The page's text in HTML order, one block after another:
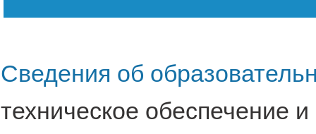
Сведения об
техническое обеспечение